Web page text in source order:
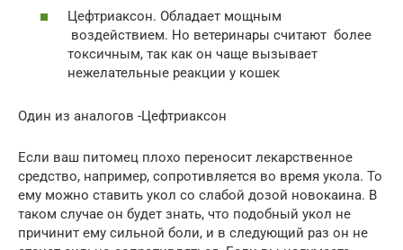
Цефтриаксон. Обладает мощным
воздействием. Но ветеринары считают более
токсичным, так как он чаще вызывает
нежелательные реакции у кошек
Один из аналогов -Цефтриаксон
Если ваш питомец плохо переносит лекарственное
средство, например, сопротивляется во время укола. То
ему можно ставить укол со слабой дозой новокаина. В
таком случае он будет знать, что подобный укол не
причинит ему сильной боли, и в следующий раз он не